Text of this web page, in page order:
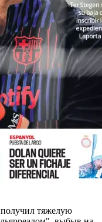
тяжелую